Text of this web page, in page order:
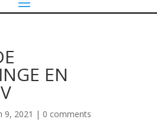
EN
9, 2021 | 0 comments